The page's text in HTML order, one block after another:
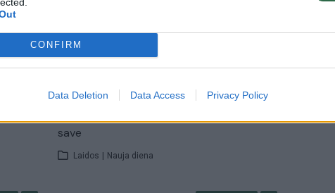
CONFIRM
Data Deletion Data Access Privacy Policy
00:11:27
Lietuvos pasiruošimą pavojams neigiamai
save
Laidos | Nauja diena